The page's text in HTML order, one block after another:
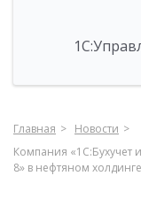
Главная
Новости
Компания «1С:Бухучет
8» в нефтяном